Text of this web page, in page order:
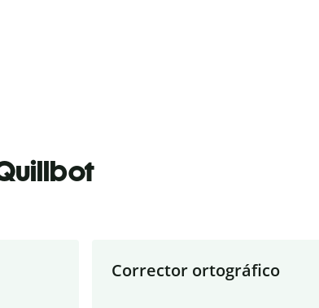
Corrector ortográfico